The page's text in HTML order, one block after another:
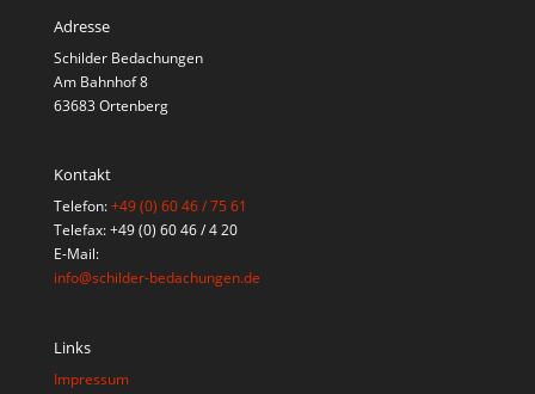
Adresse
Schilder Bedachungen
Am Bahnhof 8
63683 Ortenberg
Kontakt
Telefon:+49 (0) 60 46 / 75 61
Telefax: +49 (0) 60 46 / 4 20
E-Mail:
info@schilder-bedachungen.de
Links
Impressum